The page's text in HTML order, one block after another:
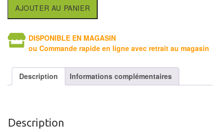
Livres
en
anglais
Livres
en
français
Accessoires
AJOUTER AU PANIER
DISPONIBLE EN MAGASIN
ou Commande rapide en ligne avec retrait au magasin
Description Informations complémentaires
Description